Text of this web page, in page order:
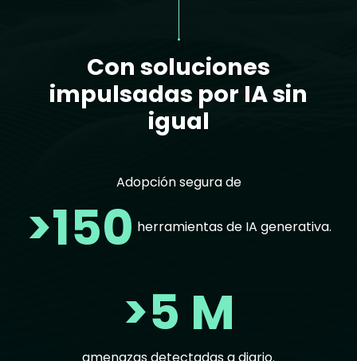
Con soluciones
impulsadas por IA sin
igual
Adopción segura de
>150 herramientas de IA generativa.
>5 M
amenazas detectadas a diario.